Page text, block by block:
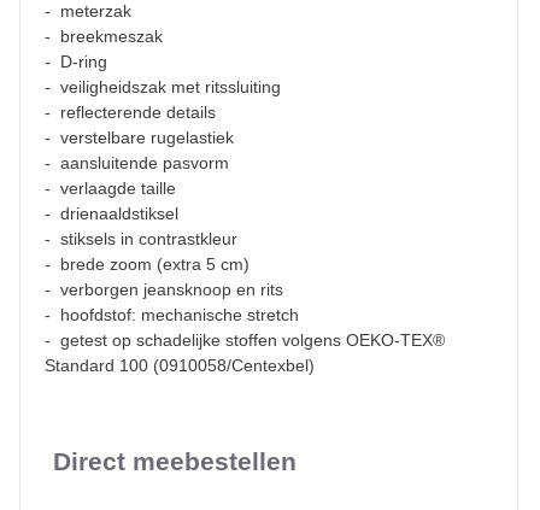
- meterzak
- breekmeszak
- D-ring
- veiligheidszak met ritssluiting
- reflecterende details
- verstelbare rugelastiek
- aansluitende pasvorm
- verlaagde taille
- drienaaldstiksel
- stiksels in contrastkleur
- brede zoom (extra 5 cm)
- verborgen jeansknoop en rits
- hoofdstof: mechanische stretch
- getest op schadelijke stoffen volgens OEKO-TEX®
Standard 100 (0910058/Centexbel)
Slideshow
Direct meebestellen